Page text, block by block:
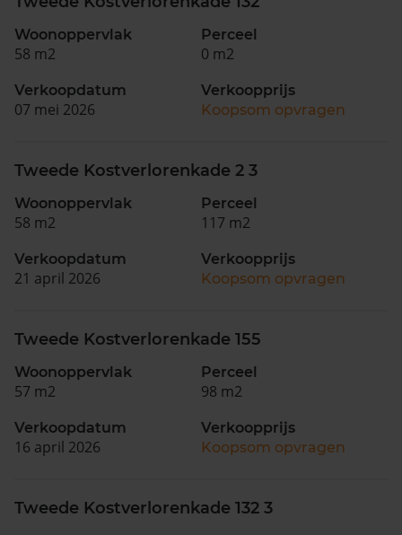
Woonoppervlak
58 m2
Perceel
0 m2
Verkoopdatum
07 mei 2026
Verkoopprijs
Koopsom opvragen
Tweede Kostverlorenkade 2 3
Woonoppervlak
58 m2
Perceel
117 m2
Verkoopdatum
21 april 2026
Verkoopprijs
Koopsom opvragen
Tweede Kostverlorenkade 155
Woonoppervlak
57 m2
Perceel
98 m2
Verkoopdatum
16 april 2026
Verkoopprijs
Koopsom opvragen
Tweede Kostverlorenkade 132 3